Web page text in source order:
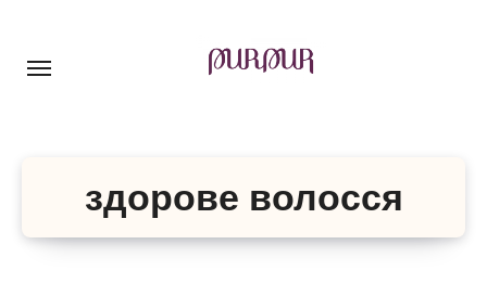
контенту
здорове волосся